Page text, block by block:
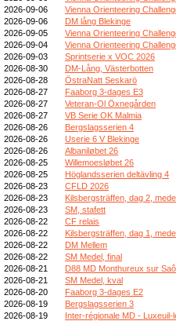
2026-09-06
Vienna Orienteering
2026-09-06
DM lång Blekinge
2026-09-05
Vienna Orienteering
2026-09-04
Vienna Orienteering
2026-09-03
Sprintserie x VOC 2026
2026-08-30
DM-Lång, Västerbotten
2026-08-28
ÖstraNatt Seskarö
2026-08-27
Faaborg 3-dages E3
2026-08-27
Veteran-Ol Öxnegården
2026-08-27
VB Serie OK Malmia
2026-08-26
Bergslagsserien 4
2026-08-26
Userie 6 V Blekinge
2026-08-26
Albaniløbet 26
2026-08-25
Willemoesløbet 26
2026-08-25
Höglandsserien deltävling 4
2026-08-23
CFLD 2026
2026-08-23
Kilsbergsträffen, dag 2,
2026-08-23
SM, stafett
2026-08-22
CF relais
2026-08-22
Kilsbergsträffen, dag 1,
2026-08-22
DM Mellem
2026-08-22
SM Medel, final
2026-08-21
D88 MD Monthureux sur
2026-08-21
SM Medel, kval
2026-08-20
Faaborg 3-dages E2
2026-08-19
Bergslagsserien 3
2026-08-19
Inter-régionale MD - Luxeuil-